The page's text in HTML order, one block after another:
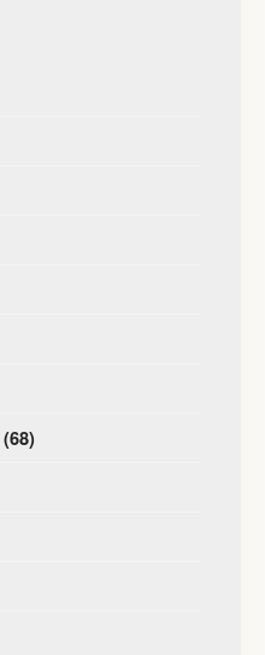
(68)